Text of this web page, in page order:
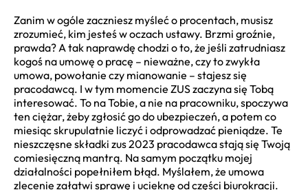
Zanim w ogóle zaczniesz myśleć o procentach, musisz
zrozumieć, kim jesteś w oczach ustawy. Brzmi groźnie,
prawda? A tak naprawdę chodzi o to, że jeśli zatrudniasz
kogoś na umowę o pracę – nieważne, czy to zwykła
umowa, powołanie czy mianowanie – stajesz się
pracodawcą. I w tym momencie ZUS zaczyna się Tobą
interesować. To na Tobie, a nie na pracowniku, spoczywa
ten ciężar, żeby zgłosić go do ubezpieczeń, a potem co
miesiąc skrupulatnie liczyć i odprowadzać pieniądze. Te
nieszczęsne składki zus 2023 pracodawca stają się Twoją
comiesięczną mantrą. Na samym początku mojej
działalności popełniłem błąd. Myślałem, że umowa
zlecenie załatwi sprawę i ucieknę od części biurokracji.